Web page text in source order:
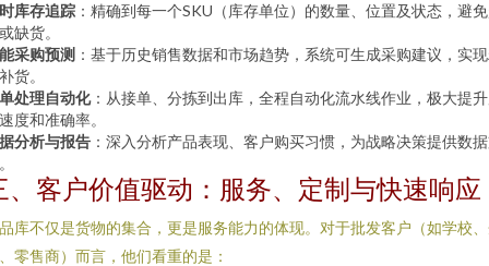
库存追踪 ：精确到每一个SKU（库存单位）的数量、位置及状态，避
缺货。
采购预测 ：基于历史销售数据和市场趋势，系统可生成采购建议，实
货。
处理自动化：从接单、分拣到出库，全程自动化流水线作业，极大提
度和准确率。
分析与报告 ：深入分析产品表现、客户购买习惯，为战略决策提供数
、客户价值驱动：服务、定制与快速响应
库不仅是货物的集合，更是服务能力的体现。对于批发客户（如学校
零售商）而言，他们看重的是：